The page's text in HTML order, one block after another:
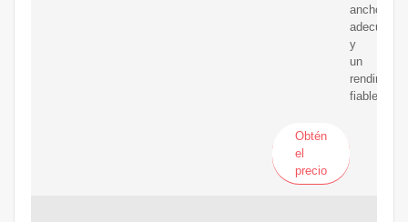
ancho
adecuado
y
un
fiable.
Obtén
el
precio